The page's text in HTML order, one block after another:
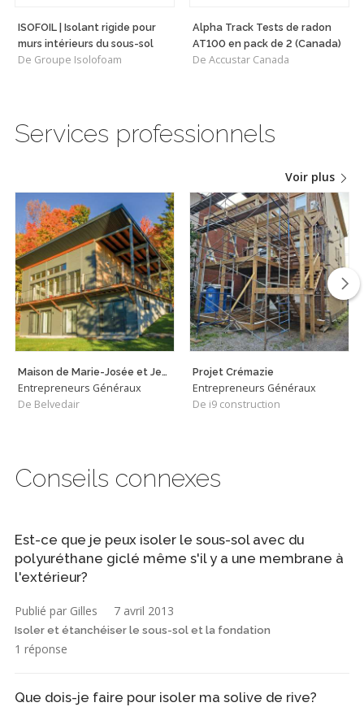
ISOFOIL | Isolant rigide pour
murs intérieurs du sous-sol
De Groupe Isolofoam
Alpha Track Tests de radon
AT100 en pack de 2 (Canada)
De Accustar Canada
Services professionnels
Voir plus
Maison de Marie-Josée et Jean
Entrepreneurs Généraux
De Belvedair
Projet Crémazie
Entrepreneurs Généraux
De i9 construction
Conseils connexes
Est-ce que je peux isoler le sous-sol avec du
polyuréthane giclé même s'il y a une membrane à
l'extérieur?
Publié par Gilles 7 avril 2013
Isoler et étanchéiser le sous-sol et la fondation
1 réponse
Que dois-je faire pour isoler ma solive de rive?